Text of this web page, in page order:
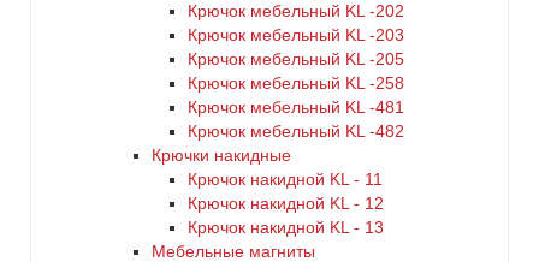
Крючок мебельный KL -202
Крючок мебельный KL -203
Крючок мебельный KL -205
Крючок мебельный KL -258
Крючок мебельный KL -481
Крючок мебельный KL -482
Крючки накидные
Крючок накидной KL - 11
Крючок накидной KL - 12
Крючок накидной KL - 13
Мебельные магниты